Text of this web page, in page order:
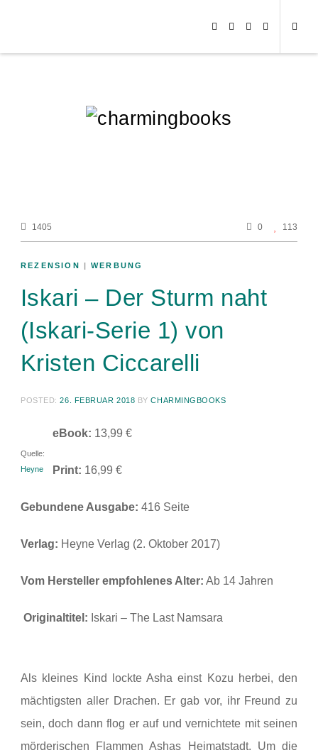
1405 0 113
REZENSION | WERBUNG
Iskari – Der Sturm naht
(Iskari-Serie 1) von
Kristen Ciccarelli
POSTED:26. FEBRUAR 2018 BYCHARMINGBOOKS
Quelle:
Heyne
eBook: 13,99 €
Print: 16,99 €
Gebundene Ausgabe: 416 Seite
Verlag: Heyne Verlag (2. Oktober 2017)
Vom Hersteller empfohlenes Alter: Ab 14 Jahren
Originaltitel: Iskari – The Last Namsara
Als kleines Kind lockte Asha einst Kozu herbei, den
mächtigsten aller Drachen. Er gab vor, ihr Freund zu
sein, doch dann flog er auf und vernichtete mit seinen
mörderischen Flammen Ashas Heimatstadt. Um die